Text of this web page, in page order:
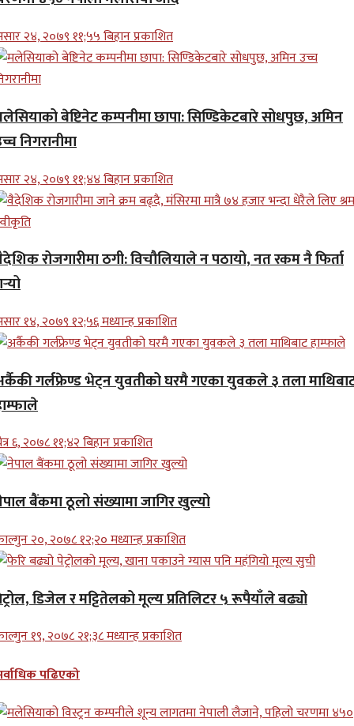
२४, २०७९ ११;५५ बिहान प्रकाशित
बेष्टिनेट कम्पनीमा छापा: सिण्डिकेटबारे सोधपुछ, अमिन
निगरानीमा
२४, २०७९ ११;४४ बिहान प्रकाशित
रोजगारीमा ठगी: विचौलियाले न पठायो, नत रकम नै फिर्ता
१४, २०७९ १२;५६ मध्यान्ह प्रकाशित
गर्लफ्रेण्ड भेट्न युवतीको घरमै गएका युवकले ३ तला
६, २०७८ ११;४२ बिहान प्रकाशित
बैंकमा ठूलो संख्यामा जागिर खुल्यो
२०, २०७८ १२;२० मध्यान्ह प्रकाशित
डिजेल र मट्टितेलको मूल्य प्रतिलिटर ५ रूपैयाँले बढ्यो
१९, २०७८ २१;३८ मध्यान्ह प्रकाशित
पढिएको